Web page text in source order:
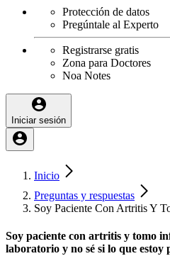
Protección de datos
Pregúntale al Experto
Registrarse gratis
Zona para Doctores
Noa Notes
Iniciar sesión
Inicio
Preguntas y respuestas
Soy Paciente Con Artritis Y
Soy paciente con artritis y tomo
laboratorio y no sé si lo que estoy